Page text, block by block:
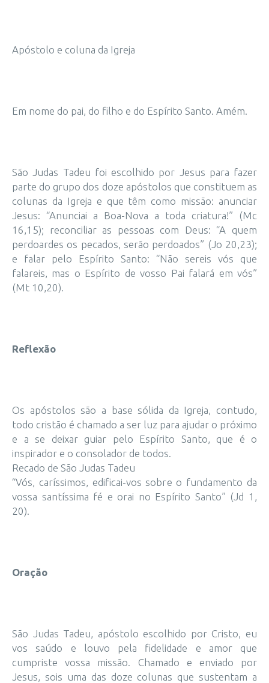
Apóstolo e coluna da Igreja
Em nome do pai, do filho e do Espírito Santo. Amém.
São Judas Tadeu foi escolhido por Jesus para fazer
parte do grupo dos doze apóstolos que constituem as
colunas da Igreja e que têm como missão: anunciar
Jesus: “Anunciai a Boa-Nova a toda criatura!” (Mc
16,15); reconciliar as pessoas com Deus: “A quem
perdoardes os pecados, serão perdoados” (Jo 20,23);
e falar pelo Espírito Santo: “Não sereis vós que
falareis, mas o Espírito de vosso Pai falará em vós”
(Mt 10,20).
Reflexão
Os apóstolos são a base sólida da Igreja, contudo,
todo cristão é chamado a ser luz para ajudar o próximo
e a se deixar guiar pelo Espírito Santo, que é o
inspirador e o consolador de todos.
Recado de São Judas Tadeu
“Vós, caríssimos, edificai-vos sobre o fundamento da
vossa santíssima fé e orai no Espírito Santo” (Jd 1,
20).
Oração
São Judas Tadeu, apóstolo escolhido por Cristo, eu
vos saúdo e louvo pela fidelidade e amor que
cumpriste vossa missão. Chamado e enviado por
Jesus, sois uma das doze colunas que sustentam a